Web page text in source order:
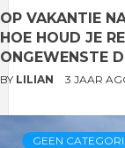
OP VAKANTIE
HOE HOUD JE
ONGEWENSTE
BY LILIAN 3 JAAR
GEEN